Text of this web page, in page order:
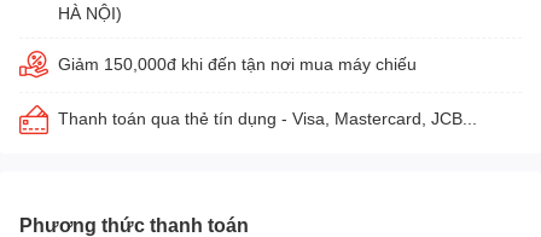
HÀ NỘI)
Giảm 150,000đ khi đến tận nơi mua máy chiếu
Thanh toán qua thẻ tín dụng - Visa, Mastercard, JCB...
Phương thức thanh toán